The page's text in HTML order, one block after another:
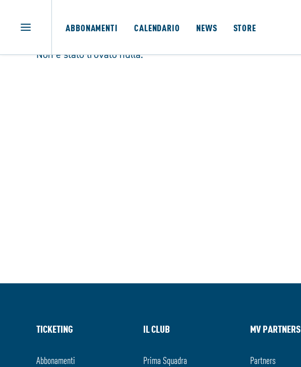
ABBONAMENTI CALENDARIO NEWS STORE
Non è stato trovato nulla.
TICKETING
Abbonamenti
IL CLUB
Prima Squadra
MV PARTNERS
Partners